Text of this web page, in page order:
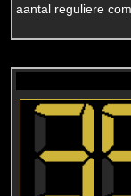
aantal reguliere